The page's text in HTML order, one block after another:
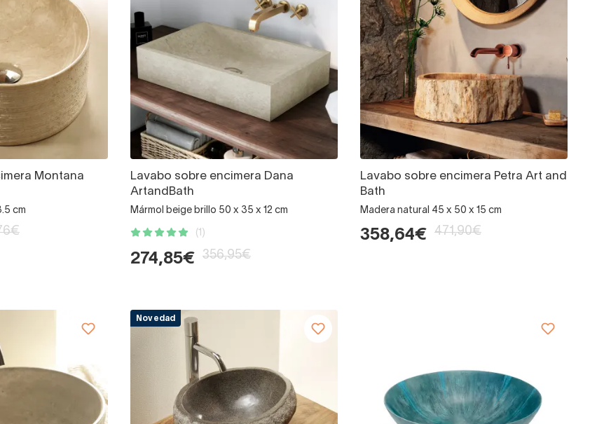
Montana
cm
Lavabo sobre encimera Dana
ArtandBath
Mármol beige brillo 50 x 35 x 12 cm
(1)
274,85€ 356,95€
Lavabo sobre encimera Petra Art and
Bath
Madera natural 45 x 50 x 15 cm
358,64€ 471,90€
Novedad